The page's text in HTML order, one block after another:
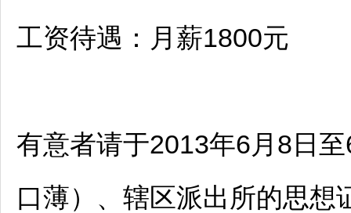
工资待遇：月薪1800元
有意者请于2013年6月8日
口薄）、辖区派出所的思想